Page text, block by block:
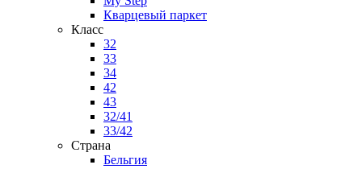
Кварцевый паркет
Класс
32
33
34
42
43
32/41
33/42
Страна
Бельгия